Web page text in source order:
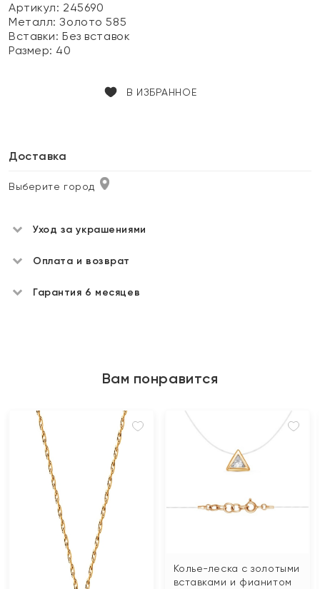
Артикул: 245690
Металл:Золото 585
Вставки:Без вставок
Размер: 40
В ИЗБРАННОЕ
Доставка
Выберите город
Уход за украшениями
Оплата и возврат
Гарантия 6 месяцев
Вам понравится
Колье-леска с золотыми
вставками и фианитом